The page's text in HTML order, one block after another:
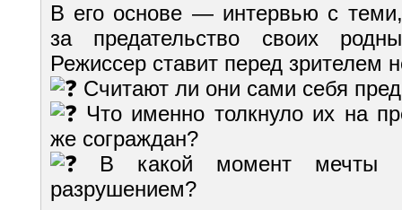
В его основе — интервью с теми,
за предательство своих
Режиссер ставит перед зрителем
Считают ли они сами себя
Что именно толкнуло их на
же сограждан?
В какой момент мечты
разрушением?